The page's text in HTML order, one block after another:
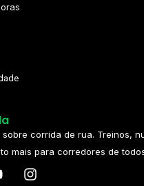
corrida de rua. Treinos,
mais para corredores de